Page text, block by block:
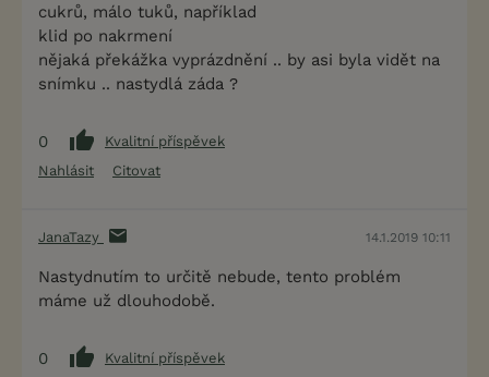
cukrů, málo tuků, například
klid po nakrmení
nějaká překážka vyprázdnění .. by asi byla vidět na
snímku .. nastydlá záda ?
0
Kvalitní příspěvek
Nahlásit
Citovat
JanaTazy 14.1.2019 10:11
Nastydnutím to určitě nebude, tento problém
máme už dlouhodobě.
0
Kvalitní příspěvek